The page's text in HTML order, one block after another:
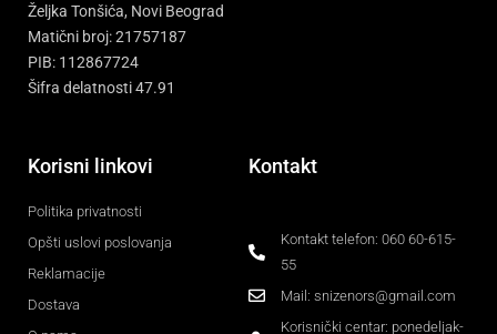
Željka Tonšića, Novi Beograd
Matični broj: 21757187
PIB: 112867724
Šifra delatnosti 47.91
Korisni linkovi
Politika privatnosti
Opšti uslovi poslovanja
Reklamacije
Dostava
Kontakt
Kontakt telefon: 060 60-615-
55
Mail: snizenors@gmail.com
Korisnički centar: ponedeljak-